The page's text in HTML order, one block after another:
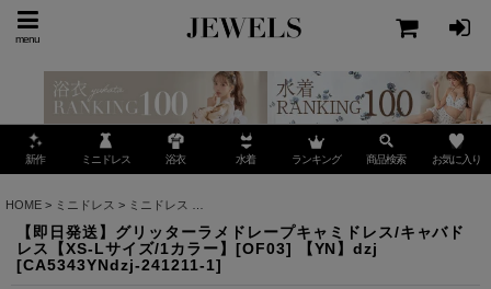
menu
新作 ミニドレス 浴衣 水着 ランキング 商品検索 お気に入り
HOME > ミニドレス > ミニドレス
【即日発送】グリッターラメドレープキャミドレス/キャバド
レス【XS-Lサイズ/1カラー】[OF03] 【YN】dzj
[CA5343YNdzj-241211-1]